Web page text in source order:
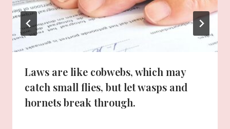
Laws are like cobwebs, which may
catch small flies, but let wasps and
hornets break through.